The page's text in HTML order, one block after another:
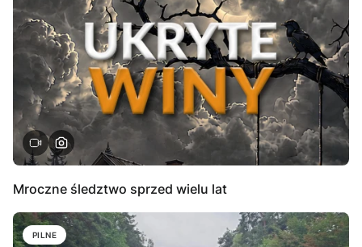
Mroczne śledztwo sprzed wielu lat
PILNE